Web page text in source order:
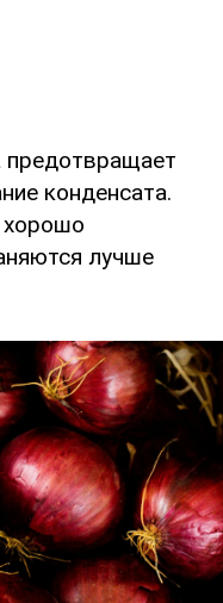
предотвращает
конденсата.
хорошо
лучше